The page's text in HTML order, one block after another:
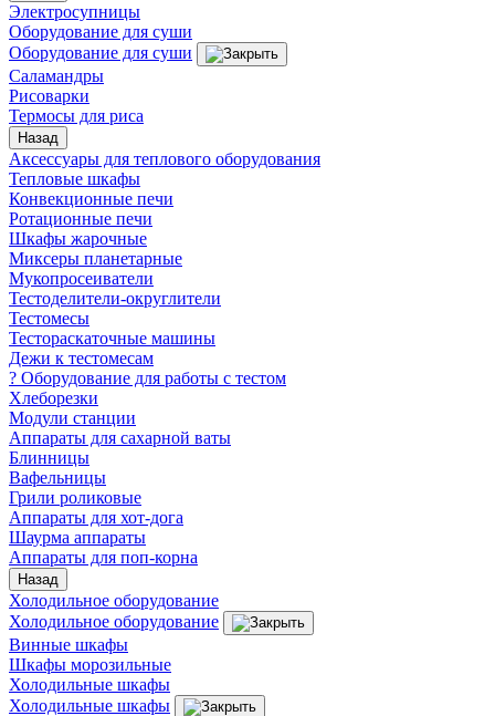
Электросупницы
Оборудование для суши
Оборудование для суши
Саламандры
Рисоварки
Термосы для риса
Назад
Аксессуары для теплового оборудования
Тепловые шкафы
Конвекционные печи
Ротационные печи
Шкафы жарочные
Миксеры планетарные
Мукопросеиватели
Тестоделители-округлители
Тестомесы
Тестораскаточные машины
Дежи к тестомесам
? Оборудование для работы с тестом
Хлеборезки
Модули станции
Аппараты для сахарной ваты
Блинницы
Вафельницы
Грили роликовые
Аппараты для хот-дога
Шаурма аппараты
Аппараты для поп-корна
Назад
Холодильное оборудование
Холодильное оборудование
Винные шкафы
Шкафы морозильные
Холодильные шкафы
Холодильные шкафы